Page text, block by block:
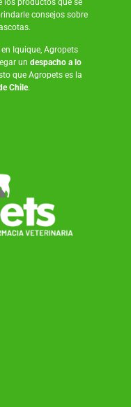
consejos sobre
Iquique, Agropets
un despacho a lo
que Agropets es la
Chile.